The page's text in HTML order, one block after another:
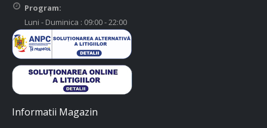
Program:
Luni - Duminica : 09:00 - 22:00
Informatii Magazin